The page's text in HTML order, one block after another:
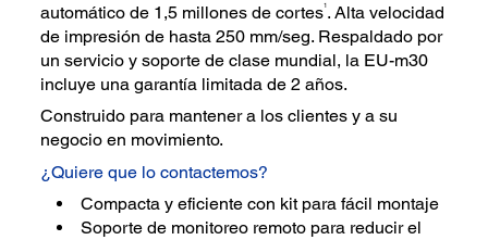
automático de 1,5 millones de cortes1. Alta velocidad
de impresión de hasta 250 mm/seg. Respaldado por
un servicio y soporte de clase mundial, la EU-m30
incluye una garantía limitada de 2 años.
Construido para mantener a los clientes y a su
negocio en movimiento.
¿Quiere que lo contactemos?
Compacta y eficiente con kit para fácil montaje
Soporte de monitoreo remoto para reducir el